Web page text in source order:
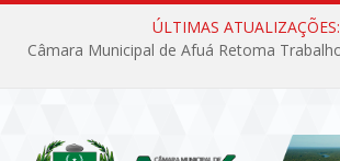
ÚLTIMAS ATUALIZAÇÕES: